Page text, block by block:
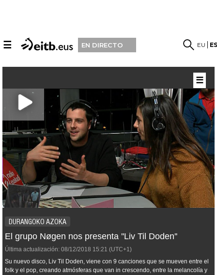
☰ EN DIRECTO EU
DURANGOKO AZOKA
El grupo Nøgen nos presenta ''Liv Til Doden''
Última actualización: 08/12/2018 15:21 (UTC+1)
Su nuevo disco, Liv Til Doden, viene con 9 canciones que se mueven entre el
folk y el pop, creando atmósferas que van in crescendo, entre la melancolía y
☰